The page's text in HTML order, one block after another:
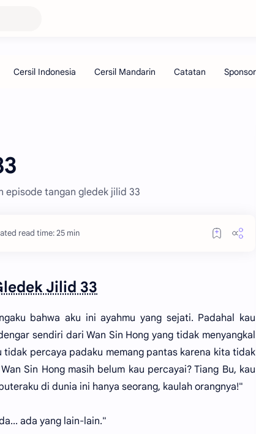
episode tangan gledek jilid 33
read time: 25 min
Jilid 33
bahwa aku ini ayahmu yang sejati. Padahal kau
sendiri dari Wan Sin Hong yang tidak menyangkal
tidak percaya padaku memang pantas karena kita tidak
Sin Hong masih belum kau percayai? Tiang Bu, kau
di dunia ini hanya seorang, kaulah orangnya!"
ada yang lain-lain."